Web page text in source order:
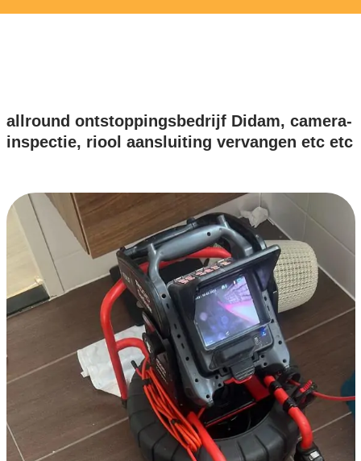
allround ontstoppingsbedrijf Didam, camera-
inspectie, riool aansluiting vervangen etc etc